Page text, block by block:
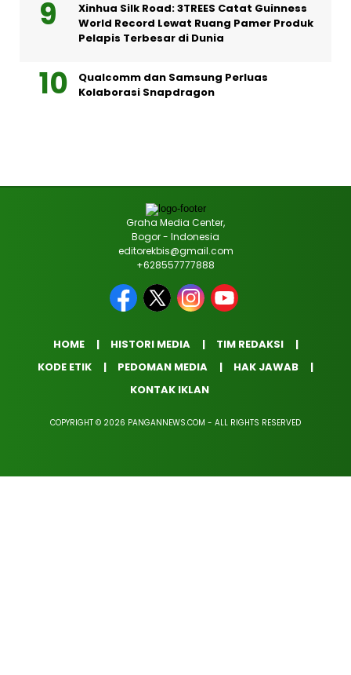
Xinhua Silk Road: 3TREES Catat Guinness
World Record Lewat Ruang Pamer Produk
Pelapis Terbesar di Dunia
Qualcomm dan Samsung Perluas
Kolaborasi Snapdragon
Graha Media Center,
Bogor - Indonesia
editorekbis@gmail.com
+628557777888
HOME HISTORI MEDIA
TIM REDAKSI
KODE ETIK
PEDOMAN MEDIA
HAK JAWAB
KONTAK IKLAN
COPYRIGHT © 2026 PANGANNEWS.COM - ALL RIGHTS RESERVED